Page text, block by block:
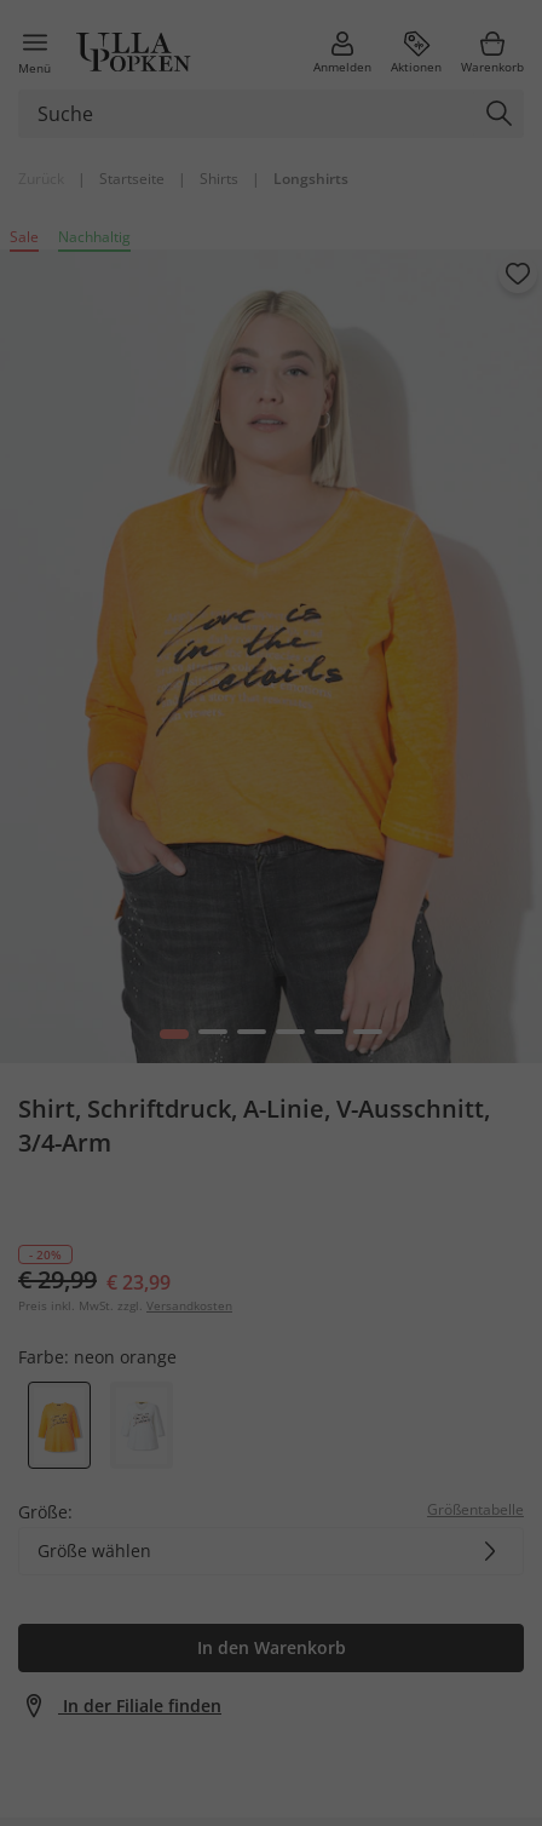
Menü Anmelden Aktionen Warenkorb
| Startseite | Shirts | Longshirts
Sale Nachhaltig
1 2 3 4 5 6
Shirt, Schriftdruck, A-Linie, V-Ausschnitt,
3/4-Arm
- 20%
€ 29,99 € 23,99
Preis inkl. MwSt. zzgl. Versandkosten
Farbe: neon orange
Größe: Größentabelle
Größe wählen
In den Warenkorb
In der Filiale finden